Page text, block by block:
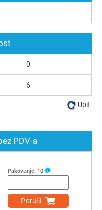
PDV-a
Pakovanje: 10
Poruči
0
6
Upit